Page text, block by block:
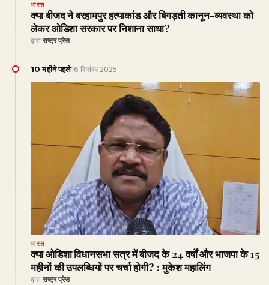
भारत
क्या बीजद ने बरहामपुर हत्याकांड और बिगड़ती कानून-व्यवस्था को
लेकर ओडिशा सरकार पर निशाना साधा?
द्वारा राष्ट्र प्रेस
10 महीने पहले16 सितंबर 2025
भारत
क्या ओडिशा विधानसभा सत्र में बीजद के 24 वर्षों और भाजपा के 15
महीनों की उपलब्धियों पर चर्चा होगी? : मुकेश महालिंग
द्वारा राष्ट्र प्रेस